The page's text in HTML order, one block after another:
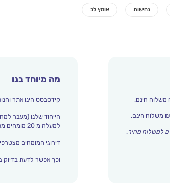
למשלוח מהיר.
מה מיוחד בנו
קידסבסט הינו אתר
הייחוד שלנו (מעבר
למעלה מ 20 מומחים מתחומי החינוך והתפתחות הילד מדרגים אצלנו כל הזמן את עולם הילדים.
דירוגי המומחים
וכך אפשר לדעת בדיוק